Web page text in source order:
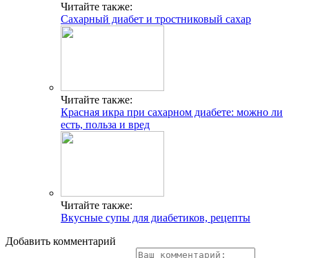
Читайте также:
Сахарный диабет и тростниковый сахар
Читайте также:
Красная икра при сахарном диабете: можно ли
есть, польза и вред
Читайте также:
Вкусные супы для диабетиков, рецепты
Добавить комментарий